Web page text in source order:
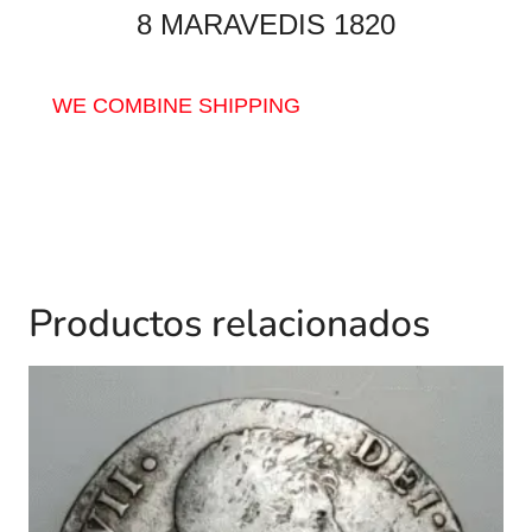
8 MARAVEDIS 1820
WE COMBINE SHIPPING
Productos relacionados